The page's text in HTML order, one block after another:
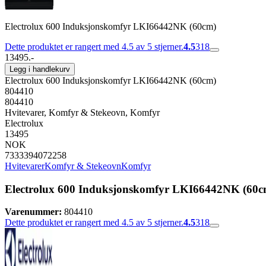
Electrolux 600 Induksjonskomfyr LKI66442NK (60cm)
Dette produktet er rangert med 4.5 av 5 stjerner.4.5318
13495.-
Legg i handlekurv
Electrolux 600 Induksjonskomfyr LKI66442NK (60cm)
804410
804410
Hvitevarer, Komfyr & Stekeovn, Komfyr
Electrolux
13495
NOK
7333394072258
HvitevarerKomfyr & StekeovnKomfyr
Electrolux 600 Induksjonskomfyr LKI66442NK
Varenummer: 804410
Dette produktet er rangert med 4.5 av 5 stjerner.4.5318